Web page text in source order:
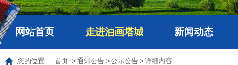
网站首页 走进油画塔城 新闻动态
您的位置： 首页 >通知公告>公示公告>详细内容